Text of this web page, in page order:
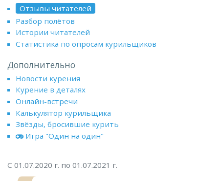
Отзывы читателей
Разбор полётов
Истории читателей
Статистика по опросам курильщиков
Дополнительно
Новости курения
Курение в деталях
Онлайн-встречи
Калькулятор курильщика
Звёзды, бросившие курить
Игра "Один на один"
С 01.07.2020 г. по 01.07.2021 г.